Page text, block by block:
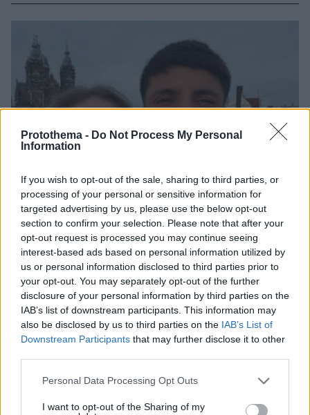
Protothema - Do Not Process My Personal
Information
If you wish to opt-out of the sale, sharing to third parties, or
processing of your personal or sensitive information for
targeted advertising by us, please use the below opt-out
section to confirm your selection. Please note that after your
opt-out request is processed you may continue seeing
interest-based ads based on personal information utilized by
us or personal information disclosed to third parties prior to
your opt-out. You may separately opt-out of the further
disclosure of your personal information by third parties on the
IAB’s list of downstream participants. This information may
also be disclosed by us to third parties on the IAB’s List of
Downstream Participants that may further disclose it to other
Please note that this website/app uses one or more Google
not limited to your visit or usage behaviour. You may click to
Personal Data Processing Opt Outs
I want to opt-out of the Sharing of my
Η αποκαλυπτική κατάθεση της συζύγου του
06.08.2026, 12:32